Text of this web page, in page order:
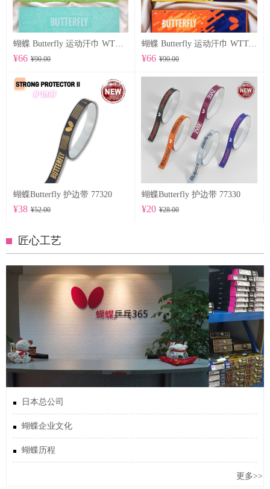
蝴蝶 Butterfly 运动汗巾 WTT-122
¥66 ¥90.00
蝴蝶 Butterfly 运动汗巾 WTT-123
¥66 ¥90.00
蝴蝶Butterfly 护边带 77320
¥38 ¥52.00
蝴蝶Butterfly 护边带 77330
¥20 ¥28.00
匠心工艺
日本总公司
蝴蝶企业文化
蝴蝶历程
更多>>